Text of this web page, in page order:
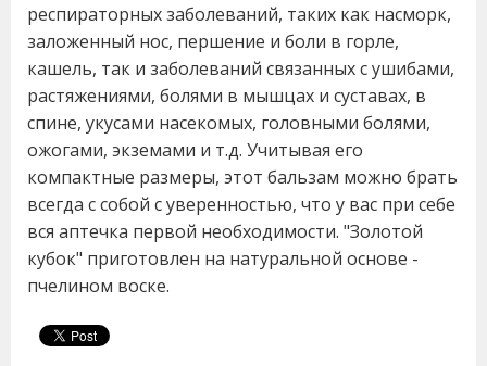
респираторных заболеваний, таких как насморк,
заложенный нос, першение и боли в горле,
кашель, так и заболеваний связанных с ушибами,
растяжениями, болями в мышцах и суставах, в
спине, укусами насекомых, головными болями,
ожогами, экземами и т.д. Учитывая его
компактные размеры, этот бальзам можно брать
всегда с собой с уверенностью, что у вас при себе
вся аптечка первой необходимости. "Золотой
кубок" приготовлен на натуральной основе -
пчелином воске.